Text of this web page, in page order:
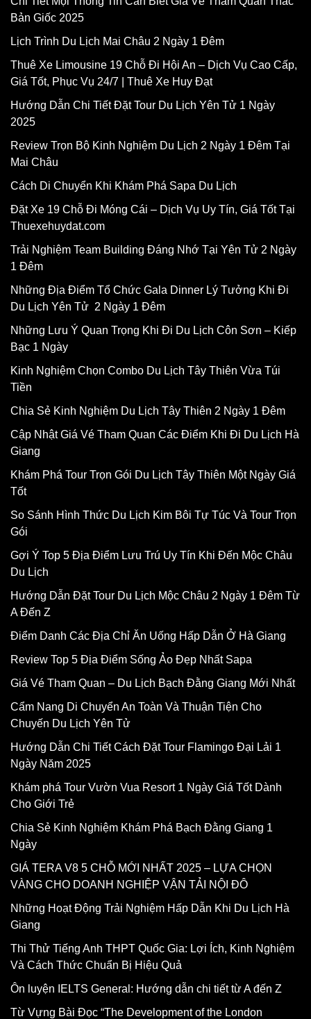
Bản Giốc 2025
Lịch Trình Du Lịch Mai Châu 2 Ngày 1 Đêm
Thuê Xe Limousine 19 Chỗ Đi Hội An – Dịch Vụ Cao Cấp,
Giá Tốt, Phục Vụ 24/7 | Thuê Xe Huy Đạt
Hướng Dẫn Chi Tiết Đặt Tour Du Lịch Yên Tử 1 Ngày
2025
Review Trọn Bộ Kinh Nghiệm Du Lịch 2 Ngày 1 Đêm Tại
Mai Châu
Cách Di Chuyển Khi Khám Phá Sapa Du Lịch
Đặt Xe 19 Chỗ Đi Móng Cái – Dịch Vụ Uy Tín, Giá Tốt Tại
Thuexehuydat.com
Trải Nghiệm Team Building Đáng Nhớ Tại Yên Tử 2 Ngày
1 Đêm
Những Địa Điểm Tổ Chức Gala Dinner Lý Tưởng Khi Đi
Du Lịch Yên Tử 2 Ngày 1 Đêm
Những Lưu Ý Quan Trọng Khi Đi Du Lịch Côn Sơn – Kiếp
Bạc 1 Ngày
Kinh Nghiệm Chọn Combo Du Lịch Tây Thiên Vừa Túi
Tiền
Chia Sẻ Kinh Nghiệm Du Lịch Tây Thiên 2 Ngày 1 Đêm
Cập Nhật Giá Vé Tham Quan Các Điểm Khi Đi Du Lịch Hà
Giang
Khám Phá Tour Trọn Gói Du Lịch Tây Thiên Một Ngày Giá
Tốt
So Sánh Hình Thức Du Lịch Kim Bôi Tự Túc Và Tour Trọn
Gói
Gợi Ý Top 5 Địa Điểm Lưu Trú Uy Tín Khi Đến Mộc Châu
Du Lịch
Hướng Dẫn Đặt Tour Du Lịch Mộc Châu 2 Ngày 1 Đêm Từ
A Đến Z
Điểm Danh Các Địa Chỉ Ăn Uống Hấp Dẫn Ở Hà Giang
Review Top 5 Địa Điểm Sống Ảo Đẹp Nhất Sapa
Giá Vé Tham Quan – Du Lịch Bạch Đằng Giang Mới Nhất
Cẩm Nang Di Chuyển An Toàn Và Thuận Tiện Cho
Chuyến Du Lịch Yên Tử
Hướng Dẫn Chi Tiết Cách Đặt Tour Flamingo Đại Lải 1
Ngày Năm 2025
Khám phá Tour Vườn Vua Resort 1 Ngày Giá Tốt Dành
Cho Giới Trẻ
Chia Sẻ Kinh Nghiệm Khám Phá Bạch Đằng Giang 1
Ngày
GIÁ TERA V8 5 CHỖ MỚI NHẤT 2025 – LỰA CHỌN
VÀNG CHO DOANH NGHIỆP VẬN TẢI NỘI ĐÔ
Những Hoạt Động Trải Nghiệm Hấp Dẫn Khi Du Lịch Hà
Giang
Thi Thử Tiếng Anh THPT Quốc Gia: Lợi Ích, Kinh Nghiệm
Và Cách Thức Chuẩn Bị Hiệu Quả
Ôn luyện IELTS General: Hướng dẫn chi tiết từ A đến Z
Từ Vựng Bài Đọc “The Development of the London